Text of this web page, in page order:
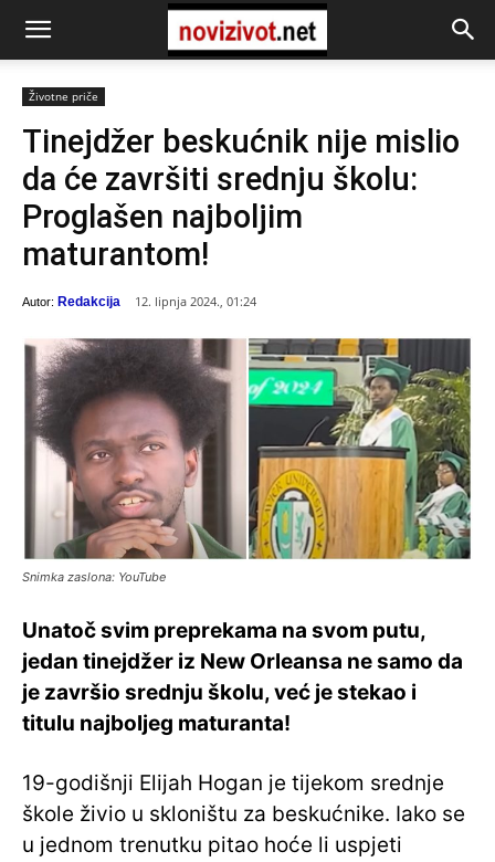
Životne priče
Tinejdžer beskućnik nije mislio
da će završiti srednju školu:
Proglašen najboljim
maturantom!
Autor: Redakcija 12. lipnja 2024., 01:24
Snimka zaslona: YouTube
Unatoč svim preprekama na svom putu,
jedan tinejdžer iz New Orleansa ne samo da
je završio srednju školu, već je stekao i
titulu najboljeg maturanta!
19-godišnji Elijah Hogan je tijekom srednje
škole živio u skloništu za beskućnike. Iako se
u jednom trenutku pitao hoće li uspjeti